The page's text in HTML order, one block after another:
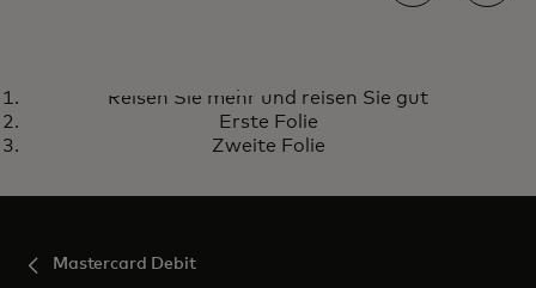
Reisen Sie mehr und reisen Sie
Erfahren Sie mehr
Reisen Sie mehr und reisen Sie gut
Erste Folie
Zweite Folie
Mastercard Debit